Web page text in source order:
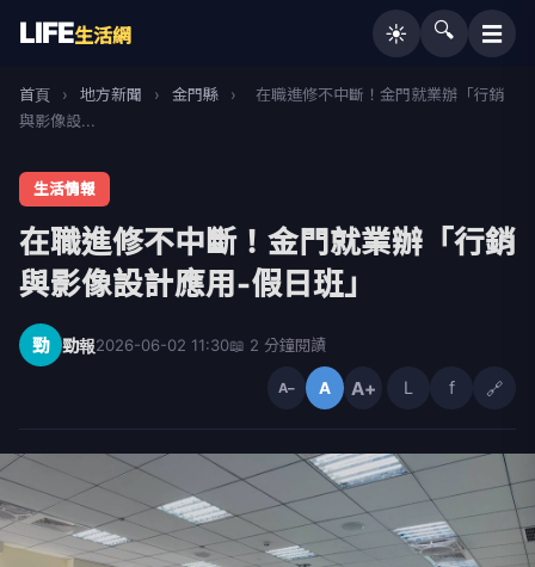
LIFE生活網 ☀️ 🔍 ☰
首頁 › 地方新聞 › 金門縣 ›
在職進修不中斷！金門就業辦「行銷
與影像設...
生活情報
在職進修不中斷！金門就業辦「行銷
與影像設計應用-假日班」
勁 勁報2026-06-02 11:30📖 2 分鐘閱讀
A− A A+ L f 🔗